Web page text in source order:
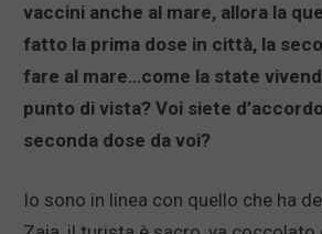
vaccini anche al mare, allora la
fatto la prima dose in città, la
fare al mare…come la state
punto di vista? Voi siete
seconda dose da voi?
Io sono in linea con quello che ha